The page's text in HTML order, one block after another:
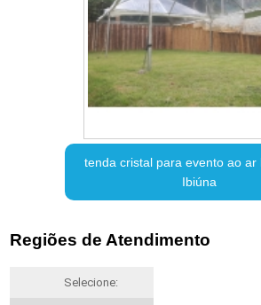
tenda cristal para evento ao ar
Ibiúna
Regiões de Atendimento
Selecione: